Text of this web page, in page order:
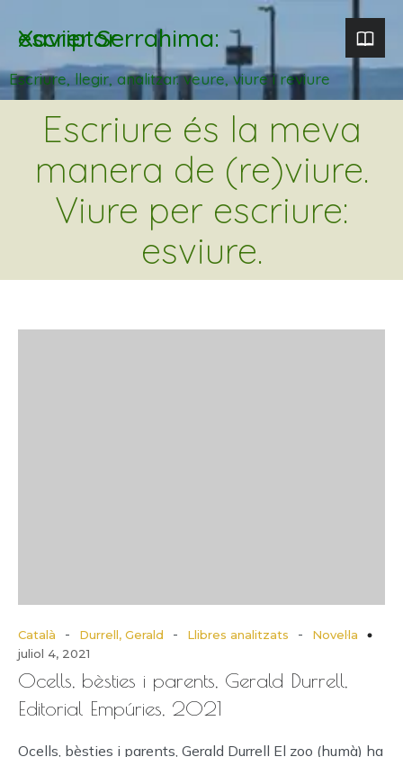
Xavier Serrahima: escriptor
Escriure, llegir, analitzar. veure, viure i reviure
Escriure és la meva
manera de (re)viure.
Viure per escriure:
esviure.
Català - Durrell, Gerald - Llibres analitzats -
Novel·la
juliol 4, 2021
Ocells, bèsties i parents, Gerald Durrell,
Editorial Empúries, 2021
Ocells, bèsties i parents, Gerald Durrell El zoo (humà) ha